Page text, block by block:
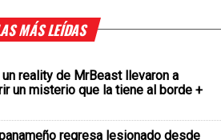
MÁS LEÍDAS
reality de MrBeast llevaron a
un misterio que la tiene al borde +
regresa lesionado desde